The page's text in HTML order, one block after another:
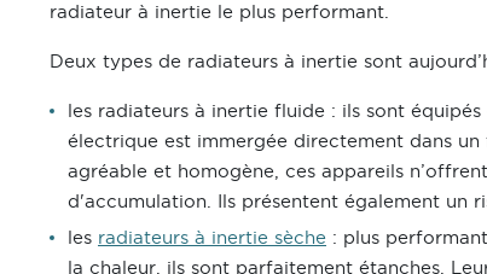
radiateur à inertie le plus performant.
Deux types de radiateurs à inertie sont
les radiateurs à inertie fluide : ils sont
électrique est immergée directement dans
agréable et homogène, ces appareils
d'accumulation. Ils présentent également un
les radiateurs à inertie sèche : plus
la chaleur, ils sont parfaitement étanches.